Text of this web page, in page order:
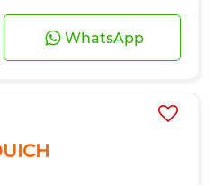
WhatsApp